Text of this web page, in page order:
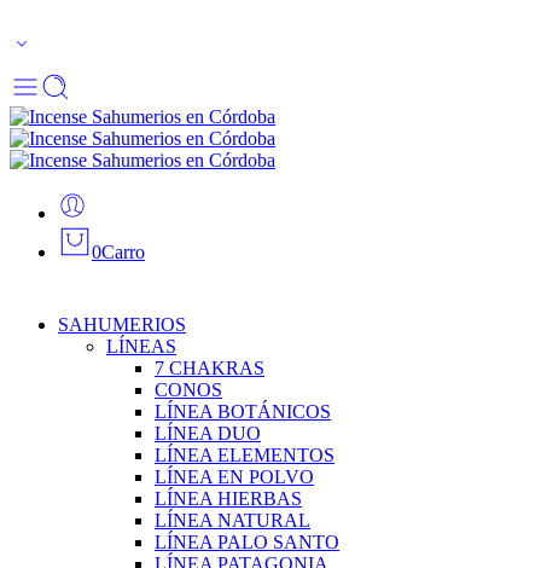
0Carro
SAHUMERIOS
LÍNEAS
7 CHAKRAS
CONOS
LÍNEA BOTÁNICOS
LÍNEA DUO
LÍNEA ELEMENTOS
LÍNEA EN POLVO
LÍNEA HIERBAS
LÍNEA NATURAL
LÍNEA PALO SANTO
LÍNEA PATAGONIA